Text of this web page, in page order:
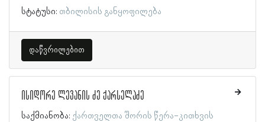
სტატუსი: თბილისის განყოფილება
დაწვრილებით
ისიდორე ლევანის ძე ქარსელაძე
საქმიანობა: ქართველთა შორის წერა-კითხვის